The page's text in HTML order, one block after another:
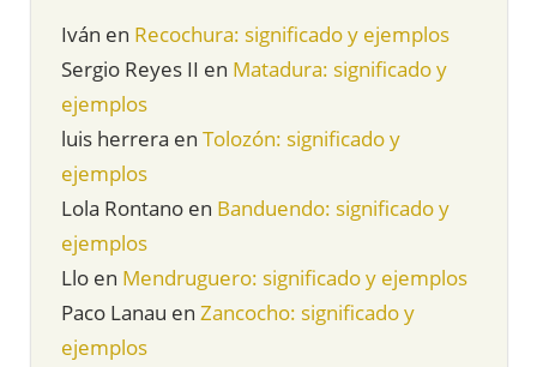
Iván en Recochura: significado y ejemplos
Sergio Reyes II en Matadura: significado y
ejemplos
luis herrera en Tolozón: significado y
ejemplos
Lola Rontano en Banduendo: significado y
ejemplos
Llo en Mendruguero: significado y ejemplos
Paco Lanau en Zancocho: significado y
ejemplos